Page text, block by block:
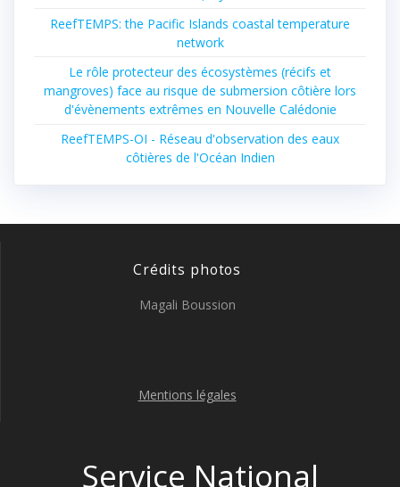
ReefTEMPS: the Pacific Islands coastal temperature
network
Le rôle protecteur des écosystèmes (récifs et
mangroves) face au risque de submersion côtière lors
d'évènements extrêmes en Nouvelle Calédonie
ReefTEMPS-OI - Réseau d'observation des eaux
côtières de l'Océan Indien
Crédits photos
Magali Boussion
Mentions légales
Service National